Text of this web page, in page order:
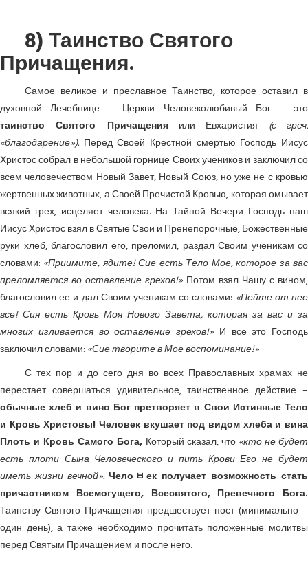
8) Таинство Святого
Причащения.
Самое великое и преславное Таинство, которое оставил в
духовной Лечебнице – Церкви Человеколюбивый Бог – это
таинство Святого Причащенияили Евхаристия (с греч.
«благодарение»). Перед Своей Крестной смертью Господь Иисус
Христос собрал в небольшой горнице Своих учеников и заключил со
всем человечеством Новый Завет, Новый Союз, но уже не с кровью
жертвенных животных, а Своей Пречистой Кровью, которая омывает
всякий грех, исцеляет человека. На Тайной Вечери Господь наш
Иисус Христос взял в Святые Свои и Пренепорочные, Божественные
руки хлеб, благословил его, преломил, раздал Своим ученикам со
словами: «Приимите, ядите! Сие есть Тело Мое, которое за вас
преломляется во оставление грехов!» Потом взял Чашу с вином,
благословил ее и дал Своим ученикам со словами: «Пейте от нее
все! Сия есть Кровь Моя Нового Завета, которая за вас и за
многих изливается во оставление грехов!» И все это Господь
заключил словами: «Сие творите в Мое воспоминание!»
С тех пор и до сего дня во всех Православных храмах не
перестает совершаться удивительное, таинственное действие –
обычные хлеб и вино Бог претворяет в Свои Истинные Тело
и Кровь Христовы! Человек вкушает под видом хлеба и вина
Плоть и Кровь Самого Бога, Который сказал, что «кто не будет
есть плоти Сына Человеческого и пить Крови Его не будет
иметь жизни вечной». Челоﾲек получает возможность стать
причастником Всемогущего, Всесвятого, Превечного Бога.
Таинству Святого Причащения предшествует пост (минимально –
один день), а также необходимо прочитать положенные молитвы
перед Святым Причащением и после него.